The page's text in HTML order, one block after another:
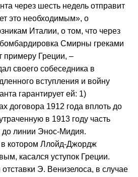
через шесть недель отправит
это необходимым», о
Италии, о том, что через
Смирны греками
примеру Греции, –
своего собеседника в
вступления и войну
гарантирует ей: 1)
договора 1912 года вплоть до
в 1913 году часть
линии Энос‑Мидия.
в котором Ллойд‑Джордж
касался уступок Греции.
Э. Венизелоса, в случае